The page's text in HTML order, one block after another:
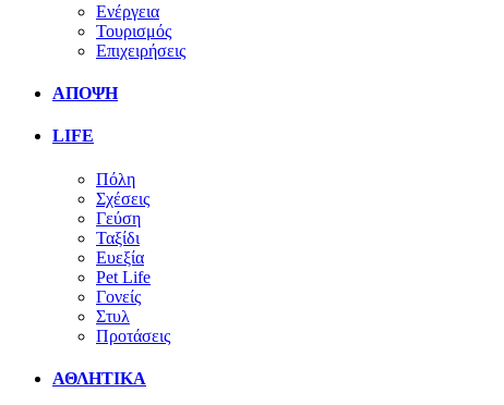
Ενέργεια
Τουρισμός
Επιχειρήσεις
ΑΠΟΨΗ
LIFE
Πόλη
Σχέσεις
Γεύση
Ταξίδι
Ευεξία
Pet Life
Γονείς
Στυλ
Προτάσεις
ΑΘΛΗΤΙΚΑ